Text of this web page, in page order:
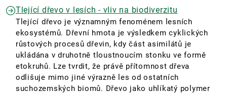
Tlející dřevo v lesích - vliv na biodiverzitu
Tlející dřevo je významným fenoménem lesních
ekosystémů. Dřevní hmota je výsledkem cyklických
růstových procesů dřevin, kdy část asimilátů je
ukládána v druhotně tloustnoucím stonku ve formě
etokruhů. Lze tvrdit, že právě přítomnost dřeva
odlišuje mimo jiné výrazně les od ostatních
suchozemských biomů. Dřevo jako uhlíkatý polymer